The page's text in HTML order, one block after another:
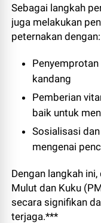
Sebagai langkah
juga melakukan
peternakan dengan:
kandang
Pemberian
baik untuk
Sosialisasi
mengenai
Dengan langkah
Mulut dan Kuku
secara signifikan
terjaga.***